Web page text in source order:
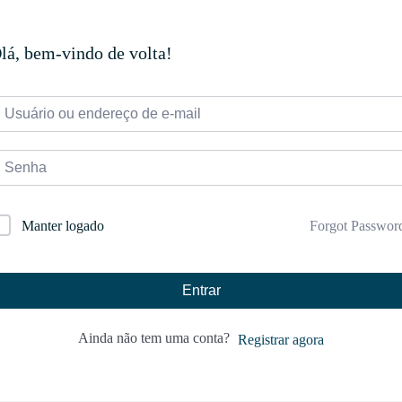
bem-vindo de volta!
Manter logado Forgot
Entrar
Ainda não tem uma conta? Registrar agora